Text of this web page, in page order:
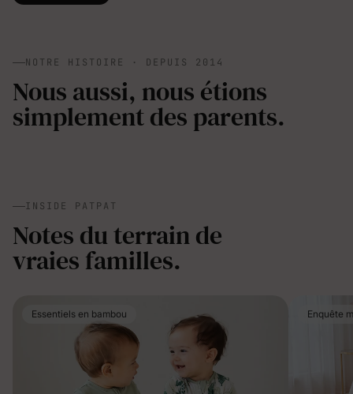
NOTRE HISTOIRE · DEPUIS 2014
Nous aussi, nous étions
simplement des parents.
INSIDE PATPAT
Notes du terrain de
vraies familles.
Essentiels en bambou Enquête